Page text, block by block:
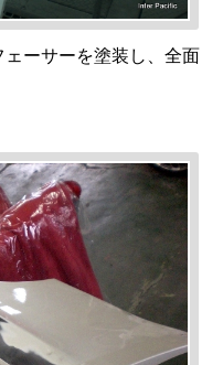
ェーサーを塗装し、全面